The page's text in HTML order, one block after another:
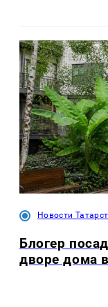
Новости
Блогер
дворе дома